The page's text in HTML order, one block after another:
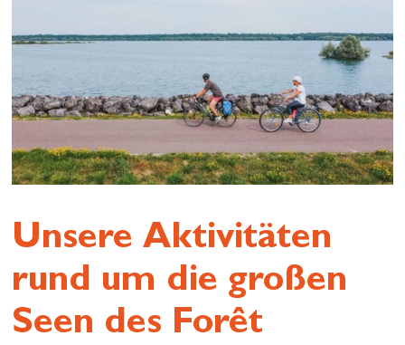
Unsere Aktivitäten
rund um die großen
Seen des Forêt